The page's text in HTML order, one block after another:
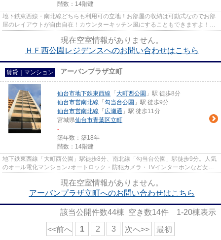
階数：14階建
地下鉄東西線・南北線どちらも利用可の立地！お部屋の収納は可動式なのでお部
屋のレイアウトが自由自在！カウンターキッチン風にすることもできますよ！ロ
現在空室情報がありません。
ＨＦ西公園レジデンスへのお問い合わせはこちら
賃貸｜マンション アーバンプラザ立町
仙台市地下鉄東西線 「 大町西公園 」駅 徒歩8分
仙台市営南北線 「 勾当台公園 」駅 徒歩9分
仙台市営南北線 「 広瀬通 」駅 徒歩11分
宮城県仙台市青葉区立町
-
築年数：築18年
階数：14階建
地下鉄東西線「大町西公園」駅徒歩8分、南北線「勾当台公園」駅徒歩9分。人気
のオール電化マンション♪オートロック・防犯カメラ・TVインターホンなど女性
現在空室情報がありません。
アーバンプラザ立町へのお問い合わせはこちら
該当公開件数44棟 空き数14件 1-20棟表示
<<前へ 1 2 3 次へ>> 最初